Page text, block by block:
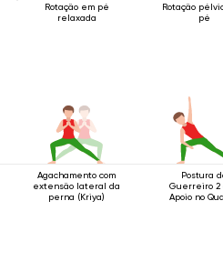
Rotação em pé
relaxada
Rotação
pé
Agachamento com
extensão lateral da
perna (Kriya)
Postura
Guerreiro 2
Apoio no